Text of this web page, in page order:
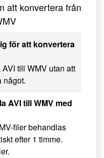
att konvertera från
för att konvertera
till WMV utan att
något.
AVI till WMV med
filer behandlas
efter 1 timme.